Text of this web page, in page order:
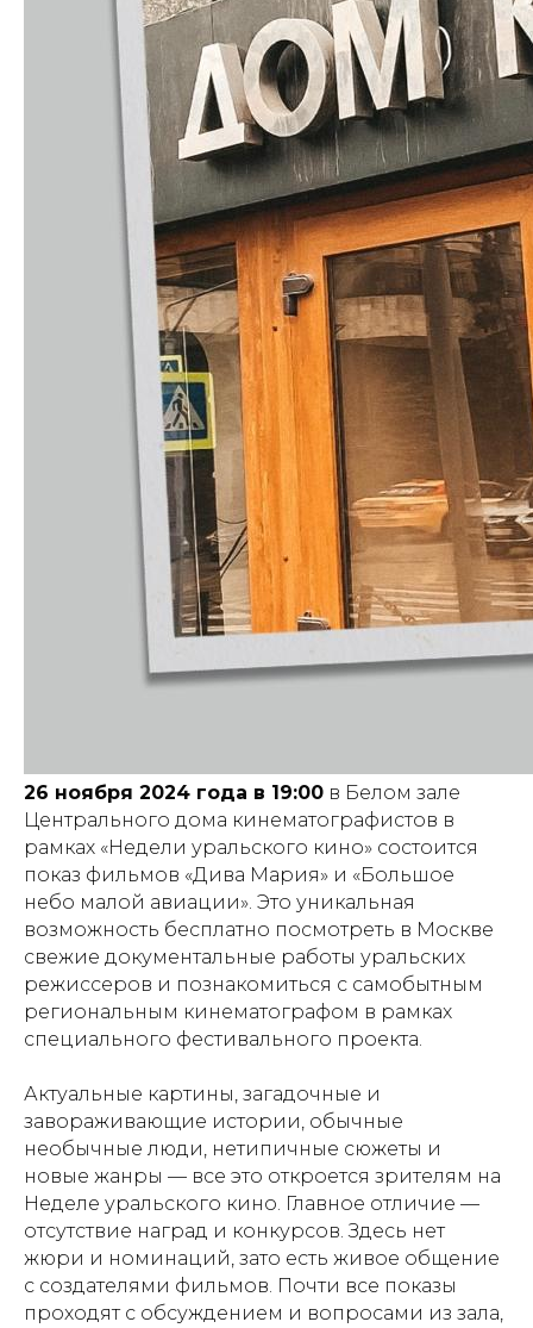
26 ноября 2024 года в 19:00 в Белом зале
Центрального дома кинематографистов в
рамках «Недели уральского кино» состоится
показ фильмов «Дива Мария» и «Большое
небо малой авиации». Это уникальная
возможность бесплатно посмотреть в Москве
свежие документальные работы уральских
режиссеров и познакомиться с самобытным
региональным кинематографом в рамках
специального фестивального проекта.
Актуальные картины, загадочные и
завораживающие истории, обычные
необычные люди, нетипичные сюжеты и
новые жанры — все это откроется зрителям на
Неделе уральского кино. Главное отличие —
отсутствие наград и конкурсов. Здесь нет
жюри и номинаций, зато есть живое общение
с создателями фильмов. Почти все показы
проходят с обсуждением и вопросами из зала,